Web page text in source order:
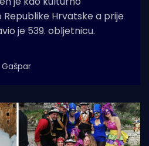
Hrvatske a prije
je 539. obljetnicu.